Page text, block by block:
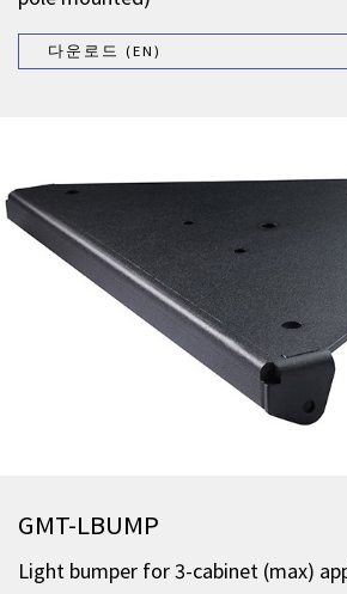
다운로드 (EN)
GMT-LBUMP
Light bumper for 3-cabinet (max)